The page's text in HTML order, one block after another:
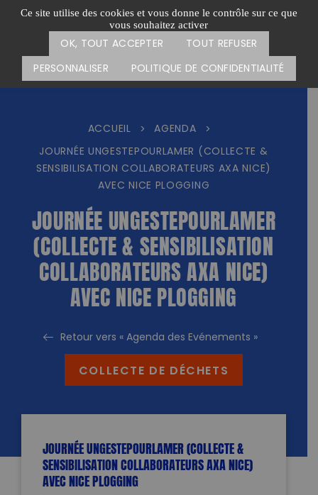
Ce site utilise des cookies et vous donne le contrôle sur ce que
vous souhaitez activer
OK, TOUT ACCEPTER
TOUT REFUSER
PERSONNALISER
POLITIQUE DE CONFIDENTIALITÉ
Passer
Menu
CARTE DES ACTIONS FAIRE UN DON
ACCUEIL > AGENDA
>
JOURNÉE UNGESTEPOURLAMER (COLLECTE &
SENSIBILISATION COLLABORATEURS AXA NICE)
AVEC NICE PLOGGING
JOURNÉE UNGESTEPOURLAMER
(COLLECTE & SENSIBILISATION
COLLABORATEURS AXA NICE)
AVEC NICE PLOGGING
Retour vers « Agenda des Evénements »
COLLECTE DE DÉCHETS
JOURNÉE UNGESTEPOURLAMER (COLLECTE &
SENSIBILISATION COLLABORATEURS AXA NICE)
AVEC NICE PLOGGING